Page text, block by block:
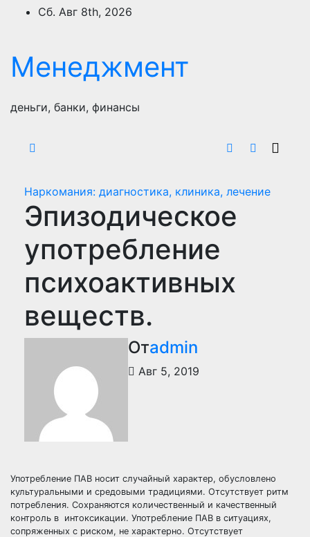
ПерейтиСб. Авг 8th, 2026
Менеджмент
деньги, банки, финансы
Наркомания: диагностика, клиника, лечение
Эпизодическое
употребление
психоактивных
веществ.
Отadmin
Авг 5, 2019
Употребление ПАВ носит случайный характер, обусловлено
культуральными и средовыми традициями. Отсутствует ритм
потребления. Сохраняются количественный и качественный
контроль в интоксикации. Употребление ПАВ в ситуациях,
сопряженных с риском, не характерно. Отсутствует